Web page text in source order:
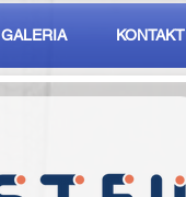
GALERIA KONTAKT